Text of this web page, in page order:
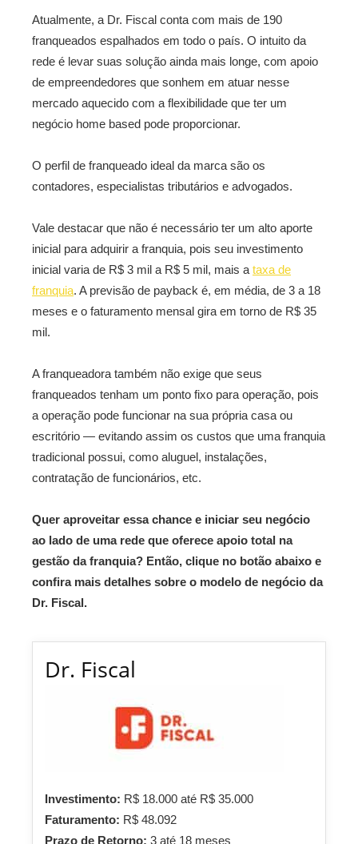
Atualmente, a Dr. Fiscal conta com mais de 190
franqueados espalhados em todo o país. O intuito da
rede é levar suas solução ainda mais longe, com apoio
de empreendedores que sonhem em atuar nesse
mercado aquecido com a flexibilidade que ter um
negócio home based pode proporcionar.
O perfil de franqueado ideal da marca são os
contadores, especialistas tributários e advogados.
Vale destacar que não é necessário ter um alto aporte
inicial para adquirir a franquia, pois seu investimento
inicial varia de R$ 3 mil a R$ 5 mil, mais a taxa de
franquia. A previsão de payback é, em média, de 3 a 18
meses e o faturamento mensal gira em torno de R$ 35
mil.
A franqueadora também não exige que seus
franqueados tenham um ponto fixo para operação, pois
a operação pode funcionar na sua própria casa ou
escritório — evitando assim os custos que uma franquia
tradicional possui, como aluguel, instalações,
contratação de funcionários, etc.
Quer aproveitar essa chance e iniciar seu negócio
ao lado de uma rede que oferece apoio total na
gestão da franquia? Então, clique no botão abaixo e
confira mais detalhes sobre o modelo de negócio da
Dr. Fiscal.
Dr. Fiscal
Investimento: R$ 18.000 até R$ 35.000
Faturamento: R$ 48.092
Prazo de Retorno: 3 até 18 meses